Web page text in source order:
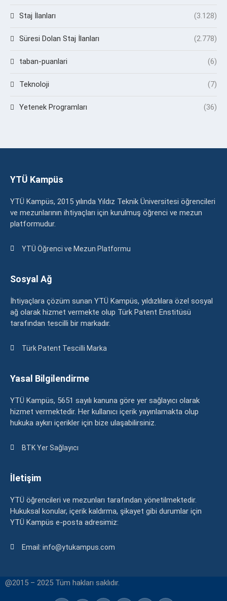
Staj İlanları (3.128)
Süresi Dolan Staj İlanları (2.778)
taban-puanlari (6)
Teknoloji (7)
Yetenek Programları (36)
YTÜ Kampüs
YTÜ Kampüs, 2015 yılında Yıldız Teknik Üniversitesi öğrencileri
ve mezunlarının ihtiyaçları için kurulmuş öğrenci ve mezun
platformudur.
YTÜ Öğrenci ve Mezun Platformu
Sosyal Ağ
İhtiyaçlara çözüm sunan YTÜ Kampüs, yıldızlılara özel sosyal
ağ olarak hizmet vermekte olup Türk Patent Enstitüsü
tarafından tescilli bir markadır.
Türk Patent Tescilli Marka
Yasal Bilgilendirme
YTÜ Kampüs, 5651 sayılı kanuna göre yer sağlayıcı olarak
hizmet vermektedir. Her kullanıcı içerik yayınlamakta olup
hukuka aykırı içerikler için bize ulaşabilirsiniz.
BTK Yer Sağlayıcı
İletişim
YTÜ öğrencileri ve mezunları tarafından yönetilmektedir.
Hukuksal konular, içerik kaldırma, şikayet gibi durumlar için
YTÜ Kampüs e-posta adresimiz:
Email: info@ytukampus.com
@2015 – 2025 Tüm hakları saklıdır.